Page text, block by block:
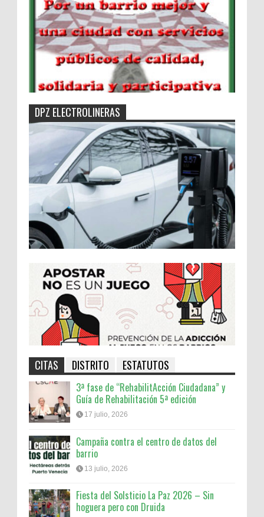
DPZ ELECTROLINERAS
CITAS DISTRITO ESTATUTOS
3ª fase de “RehabilitAcción Ciudadana” y
Guía de Rehabilitación 5ª edición
17 julio, 2026
Campaña contra el centro de datos del
barrio
13 julio, 2026
Fiesta del Solsticio La Paz 2026 – Sin
hoguera pero con Druida